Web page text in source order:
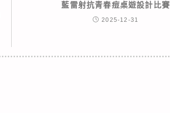
藍雷射抗青春痘桌遊設計比賽
2025-12-31